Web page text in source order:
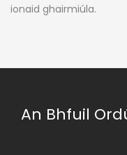
ionaid ghairmiúla.
An Bhfuil